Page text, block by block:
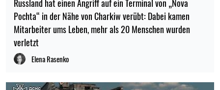
Russland hat einen Angriff auf ein Terminal von „Nova
Pochta“ in der Nähe von Charkiw verübt: Dabei kamen
Mitarbeiter ums Leben, mehr als 20 Menschen wurden
verletzt
Elena Rasenko